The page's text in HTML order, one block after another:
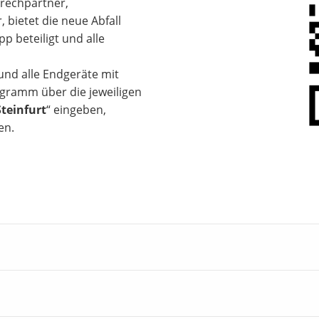
bietet die neue Abfall
beteiligt und alle
alle Endgeräte mit
über die jeweiligen
“ eingeben,